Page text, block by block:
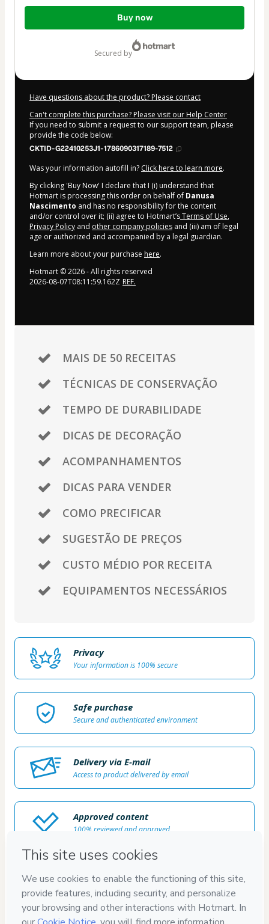
Total
Buy now
secured by
Have questions about the product? Please contact
Can't complete this purchase? Please visit our Help Center
If you need to submit a request to our support team, please
provide the code below:
CKTID-G22410253J1-1786090317189-7512
Was your information autofill in? Click here to learn more.
By clicking 'Buy Now' I declare that I (i) understand that
Hotmart is processing this order on behalf of Danusa
Nascimento and has no responsibility for the content
and/or control over it; (ii) agree to Hotmart’sTerms of Use,
Privacy Policy and other company policies and (iii) am of legal
age or authorized and accompanied by a legal guardian.
Learn more about your purchase here.
Hotmart ©2026- All rights reserved
2026-08-07T08:11:59.162Z REF.
MAIS DE 50 RECEITAS
TÉCNICAS DE CONSERVAÇÃO
TEMPO DE DURABILIDADE
DICAS DE DECORAÇÃO
ACOMPANHAMENTOS
DICAS PARA VENDER
COMO PRECIFICAR
SUGESTÃO DE PREÇOS
CUSTO MÉDIO POR RECEITA
EQUIPAMENTOS NECESSÁRIOS
Privacy
Your information is 100% secure
Safe purchase
Secure and authenticated environment
Delivery via E-mail
Access to product delivered by email
Approved content
100% reviewed and approved